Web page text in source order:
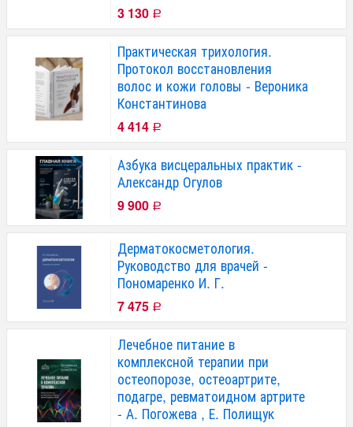
3 130 Р
Практическая трихология.
Протокол восстановления
волос и кожи головы - Вероника
Константинова
4 414 Р
Азбука висцеральных практик -
Александр Огулов
9 900 Р
Дерматокосметология.
Руководство для врачей -
Пономаренко И. Г.
7 475 Р
Лечебное питание в
комплексной терапии при
остеопорозе, остеоартрите,
подагре, ревматоидном артрите
- А. Погожева , Е. Полищук